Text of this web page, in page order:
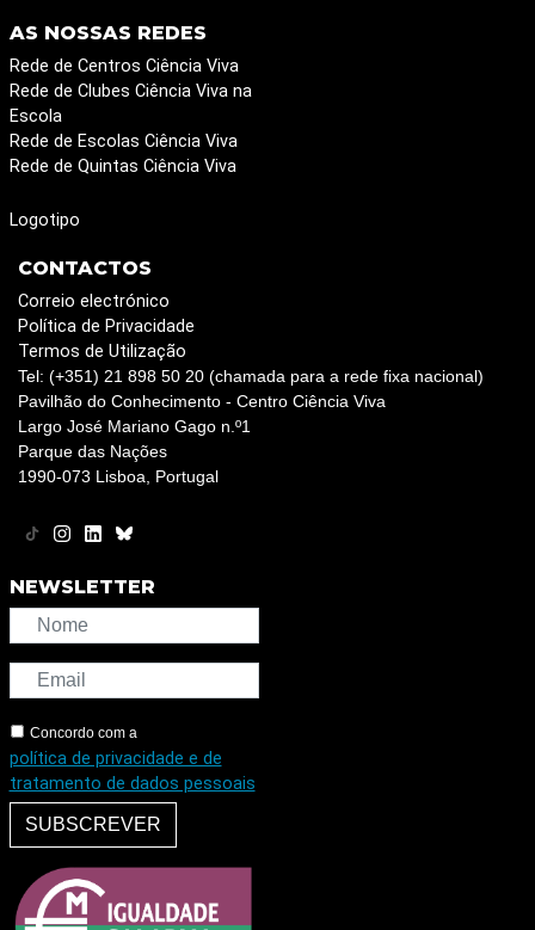
AS NOSSAS REDES
Rede de Centros Ciência Viva
Rede de Clubes Ciência Viva na
Escola
Rede de Escolas Ciência Viva
Rede de Quintas Ciência Viva
Logotipo
CONTACTOS
Correio electrónico
Política de Privacidade
Termos de Utilização
Tel: (+351) 21 898 50 20 (chamada para a rede fixa nacional)
Pavilhão do Conhecimento - Centro Ciência Viva
Largo José Mariano Gago n.º1
Parque das Nações
1990-073 Lisboa, Portugal
NEWSLETTER
Concordo com a
política de privacidade e de
tratamento de dados pessoais
SUBSCREVER